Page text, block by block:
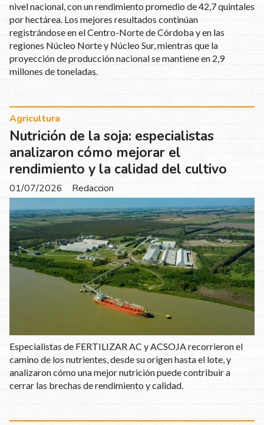
nivel nacional, con un rendimiento promedio de 42,7 quintales
por hectárea. Los mejores resultados continúan
registrándose en el Centro-Norte de Córdoba y en las
regiones Núcleo Norte y Núcleo Sur, mientras que la
proyección de producción nacional se mantiene en 2,9
millones de toneladas.
Nutrición de la soja: especialistas
analizaron cómo mejorar el
rendimiento y la calidad del cultivo
Redaccion
Agricultura
01/07/2026
Especialistas de FERTILIZAR AC y ACSOJA recorrieron el
camino de los nutrientes, desde su origen hasta el lote, y
analizaron cómo una mejor nutrición puede contribuir a
cerrar las brechas de rendimiento y calidad.